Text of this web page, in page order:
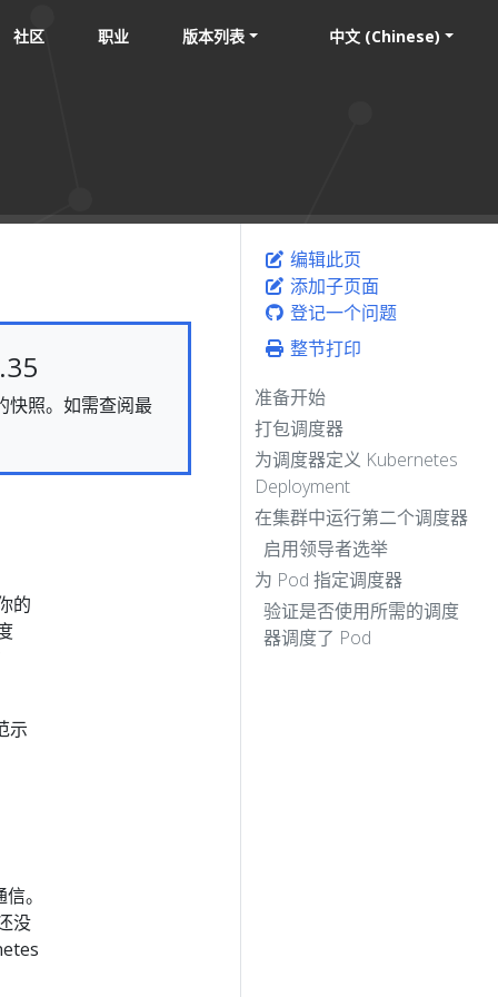
社区 职业 版本列表 中文 (Chinese)
编辑此页
添加子页面
登记一个问题
整节打印
准备开始
打包调度器
为调度器定义 Kubernetes
Deployment
在集群中运行第二个调度器
启用领导者选举
为 Pod 指定调度器
验证是否使用所需的调度
器调度了 Pod
快照。如需查阅最
的
示
。
没